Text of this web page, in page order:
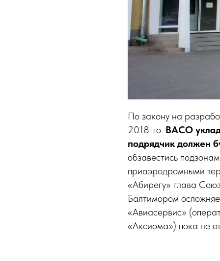
По закону на
2018-го. ВАСО
подрядчик должен
обзавестись
приаэродромными
«Абирегу» глава
Балтимором
«Авиасервис»
«Аксиома») пока не